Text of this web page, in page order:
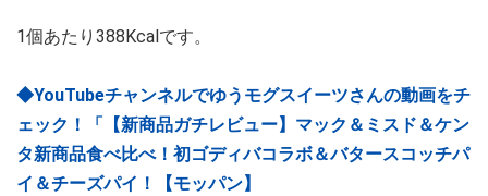
1個あたり388Kcalです。
◆YouTubeチャンネルでゆうモグスイーツさんの動画をチ
ェック！「【新商品ガチレビュー】マック＆ミスド＆ケン
タ新商品食べ比べ！初ゴディバコラボ＆バタースコッチパ
イ＆チーズパイ！【モッパン】